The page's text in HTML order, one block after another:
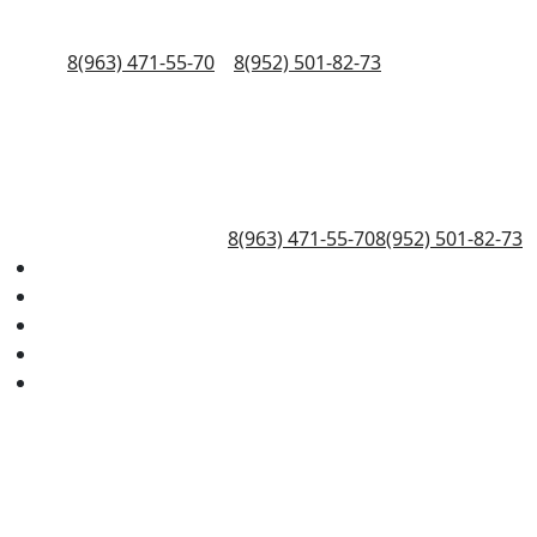
8(963) 471-55-70 8(952) 501-82-73
8(963) 471-55-708(952) 501-82-73